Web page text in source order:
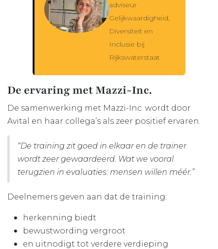
adviseur
Gelijkwaardigheid,
Diversiteit en
Inclusie bij
Rijkswaterstaat
De ervaring met Mazzi-Inc.
De samenwerking met Mazzi-Inc. wordt door
Avital en haar collega’s als zeer positief ervaren.
“De training zit goed in elkaar en de trainer
wordt zeer gewaardeerd. Wat we vooral
terugzien in evaluaties: mensen willen méér.”
Deelnemers geven aan dat de training:
herkenning biedt ​
bewustwording vergroot ​
en uitnodigt tot verdere verdieping ​